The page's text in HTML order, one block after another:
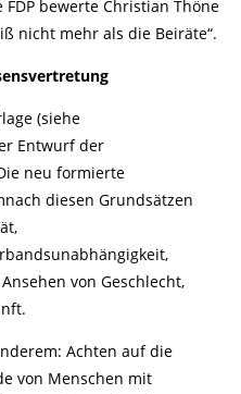
FDP bewerte Christian Thöne
nicht mehr als die Beiräte“.
(siehe
Entwurf der
neu formierte
diesen Grundsätzen
von Geschlecht,
Achten auf die
von Menschen mit